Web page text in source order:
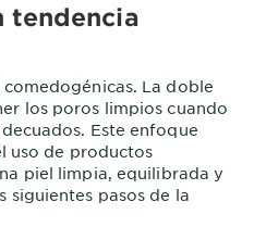
tendencia
La doble
los poros limpios cuando
Este enfoque
uso de productos
piel limpia, equilibrada y
siguientes pasos de la